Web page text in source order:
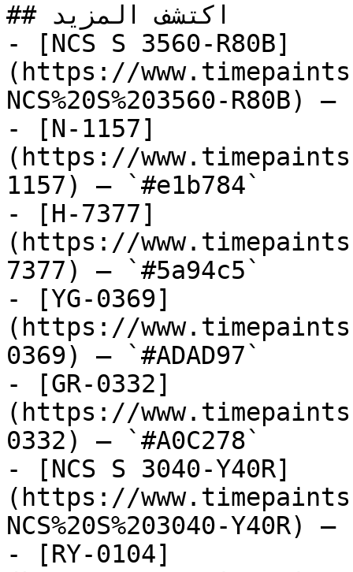
## اكتشف المزيد
- [NCS S 3560-R80B]
(https://
NCS%20S%203560-R80B)
- [N-1157]
(https://
1157) — `#e1b784`
- [H-7377]
(https://
7377) — `#5a94c5`
- [YG-0369]
(https://
0369) — `#ADAD97`
- [GR-0332]
(https://
0332) — `#A0C278`
- [NCS S 3040-Y40R]
(https://
NCS%20S%203040-Y40R)
- [RY-0104]